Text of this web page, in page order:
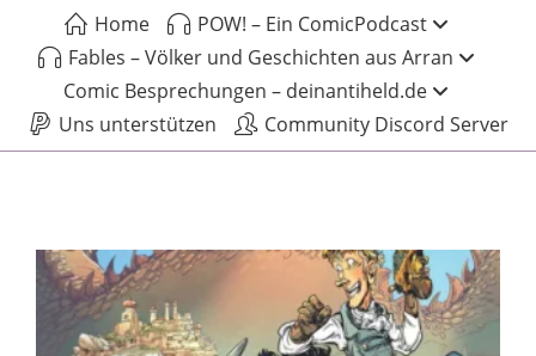
Home
POW! – Ein ComicPodcast
Fables – Völker und Geschichten aus Arran
Comic Besprechungen – deinantiheld.de
Uns unterstützen
Community Discord Server